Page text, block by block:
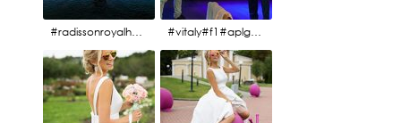
#radissonroyalhotel #рэдиссонройал#рэдиссонройалмосква #рекамосква#москва#гостиницаукраина#украина#hotel#отель#moscow @radissonroyalmoscow #vitaly#f1#aplgallery#formula1